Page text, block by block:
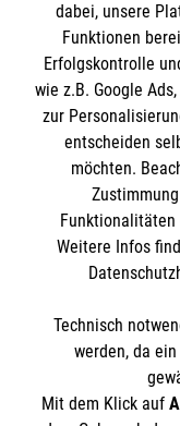
Impressum
Datenschutz
Malteser
Malteserorden
Malteser
Malteser
Sharepoint
Empfänger:
IBAN: DE38
BIC:
Der Malteser
dabei, unsere
Funktionen
Erfolgskontrolle
wie z.B. Google
zur
entscheiden
möchten.
Funktionalitäten
Weitere Infos
Technisch
werden, da
Mit dem Klick auf